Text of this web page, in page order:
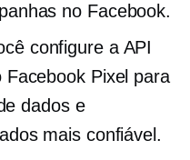
no Facebook.
configure a API
Pixel para
dados e
mais confiável.